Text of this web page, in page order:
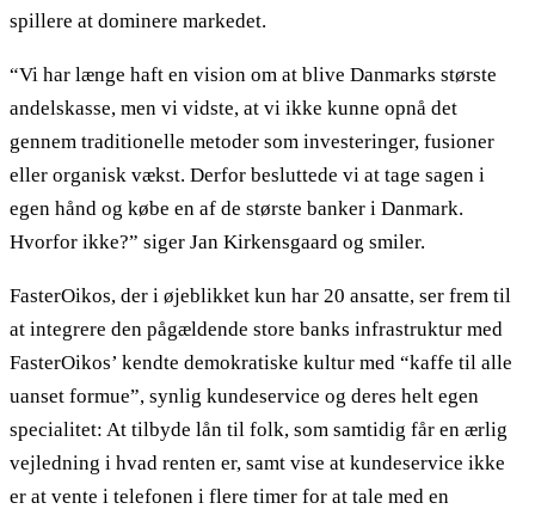
spillere at dominere markedet.
“Vi har længe haft en vision om at blive Danmarks største
andelskasse, men vi vidste, at vi ikke kunne opnå det
gennem traditionelle metoder som investeringer, fusioner
eller organisk vækst. Derfor besluttede vi at tage sagen i
egen hånd og købe en af de største banker i Danmark.
Hvorfor ikke?” siger Jan Kirkensgaard og smiler.
FasterOikos, der i øjeblikket kun har 20 ansatte, ser frem til
at integrere den pågældende store banks infrastruktur med
FasterOikos’ kendte demokratiske kultur med “kaffe til alle
uanset formue”, synlig kundeservice og deres helt egen
specialitet: At tilbyde lån til folk, som samtidig får en ærlig
vejledning i hvad renten er, samt vise at kundeservice ikke
er at vente i telefonen i flere timer for at tale med en